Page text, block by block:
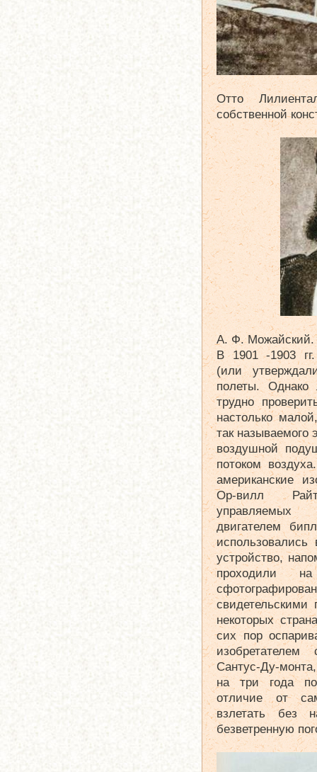
Отто
собственной
А. Ф. Можайский.
В 1901 -1903
(или
полеты.
трудно
настолько
так называемого
воздушной
потоком
американские
Ор-вилл
двигателем
использовались
устройство,
проходили
некоторых
сих пор
Сантус-Ду-
на три года
отличие от
взлетать без
безветренную